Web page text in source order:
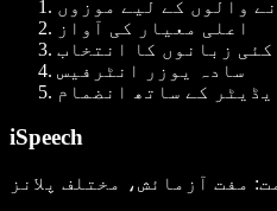
والوں کے لیے موزوں
اعلی معیار کی آواز
کئی زبانوں کا انتخاب
سادہ یوزر انٹرفیس
کے ساتھ انضمام
iSpeech
: مفت آزمائش، مختلف پلانز